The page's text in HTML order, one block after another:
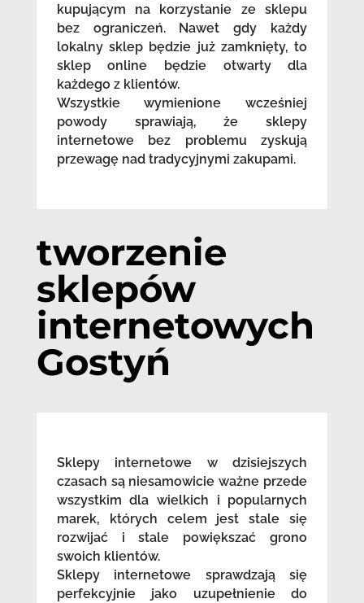
kupującym na korzystanie ze sklepu
bez ograniczeń. Nawet gdy każdy
lokalny sklep będzie już zamknięty, to
sklep online będzie otwarty dla
każdego z klientów.
Wszystkie wymienione wcześniej
powody sprawiają, że sklepy
internetowe bez problemu zyskują
przewagę nad tradycyjnymi zakupami.
tworzenie
sklepów
internetowych
Gostyń
Sklepy internetowe w dzisiejszych
czasach są niesamowicie ważne przede
wszystkim dla wielkich i popularnych
marek, których celem jest stale się
rozwijać i stale powiększać grono
swoich klientów.
Sklepy internetowe sprawdzają się
perfekcyjnie jako uzupełnienie do